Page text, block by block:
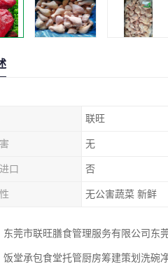
联旺
无
口 否
无公害蔬菜 新鲜
东莞市联旺膳食管理服务有限公司东
饭堂承包食堂托管厨房筹建策划洗碗